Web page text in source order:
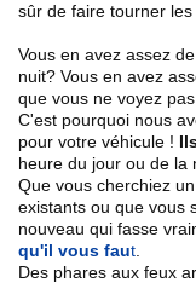
sûr de faire tourner les
Vous en avez assez
nuit? Vous en avez
que vous ne voyez
C'est pourquoi nous
pour votre véhicule !
heure du jour ou de la
Que vous cherchiez un
existants ou que vous
nouveau qui fasse
qu'il vous faut
Des phares aux feux